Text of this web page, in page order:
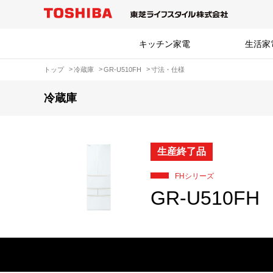
キッチン家電 生活家
トップ 冷蔵庫 GR-U510FH 寸法・仕様
冷蔵庫
生産終了品
FHシリーズ
GR-U510FH